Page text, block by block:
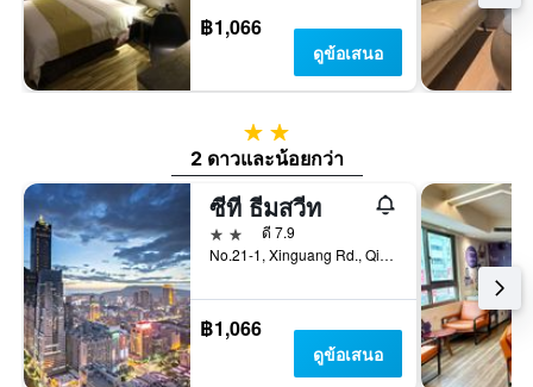
฿1,066
ดูข้อเสนอ
2 ดาว
2 ดาวและน้อยกว่า
ซีที ธีมสวีท
2 ดาว
ดี 7.9
No.21-1, Xinguang Rd., Qianzhen Dist., เกาสง, ไต้หวัน
฿1,066
ดูข้อเสนอ